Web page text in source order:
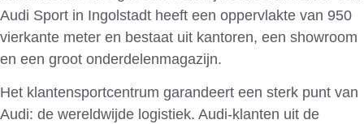
Audi Sport in Ingolstadt heeft een oppervlakte van 950
vierkante meter en bestaat uit kantoren, een showroom
en een groot onderdelenmagazijn.
Het klantensportcentrum garandeert een sterk punt van
Audi: de wereldwijde logistiek. Audi-klanten uit de